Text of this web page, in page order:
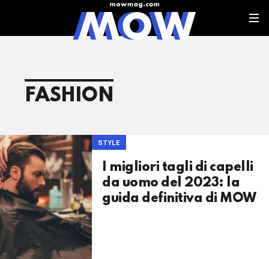
FASHION
STYLE
I migliori tagli di capelli
da uomo del 2023: la
guida definitiva di MOW